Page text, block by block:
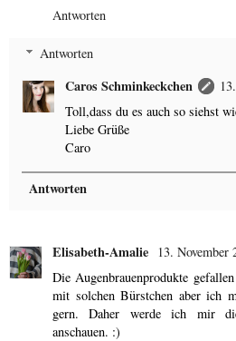
Antworten
Antworten
Caros Schminkeckchen
Toll,dass du es auch so siehst
Liebe Grüße
Caro
Antworten
Elisabeth-Amalie
13. November
Die Augenbrauenprodukte
mit solchen Bürstchen aber ich
gern. Daher werde ich mir
anschauen. :)